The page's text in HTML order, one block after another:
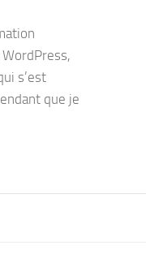
s’est
que je